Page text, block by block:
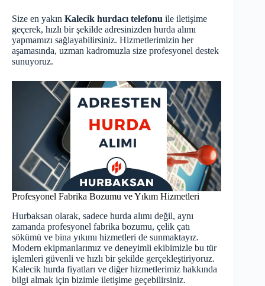
Size en yakın Kalecik hurdacı telefonu ile iletişime
geçerek, hızlı bir şekilde adresinizden hurda alımı
yapmamızı sağlayabilirsiniz. Hizmetlerimizin her
aşamasında, uzman kadromuzla size profesyonel destek
sunuyoruz.
Profesyonel Fabrika Bozumu ve Yıkım Hizmetleri
Hurbaksan olarak, sadece hurda alımı değil, aynı
zamanda profesyonel fabrika bozumu, çelik çatı
sökümü ve bina yıkımı hizmetleri de sunmaktayız.
Modern ekipmanlarımız ve deneyimli ekibimizle bu tür
işlemleri güvenli ve hızlı bir şekilde gerçekleştiriyoruz.
Kalecik hurda fiyatları ve diğer hizmetlerimiz hakkında
bilgi almak için bizimle iletişime geçebilirsiniz.